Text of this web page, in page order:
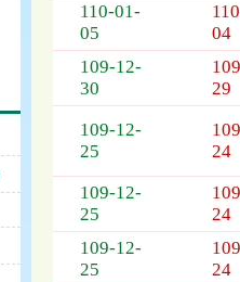
期、
公
110-01-
05
04
109-12-
30
29
109-12-
25
24
109-12-
25
24
109-12-
25
24